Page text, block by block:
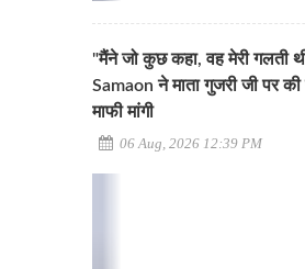
"मैंने जो कुछ कहा, वह मेरी गलती
Samaon ने माता गुजरी जी पर की
माफी मांगी
06 Aug, 2026 12:39 PM